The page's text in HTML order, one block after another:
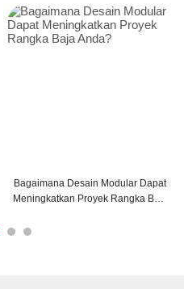
Bagaimana Desain Modular Dapat
Meningkatkan Proyek Rangka Baja